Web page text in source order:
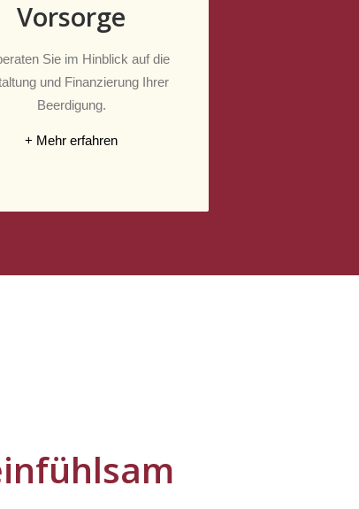
Vorsorge
Sie im Hinblick auf die
und Finanzierung Ihrer
Beerdigung.
+ Mehr erfahren